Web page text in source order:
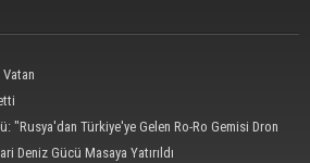
Vatan
"Rusya'dan Türkiye'ye Gelen Ro-Ro Gemisi Dron
Deniz Gücü Masaya Yatırıldı